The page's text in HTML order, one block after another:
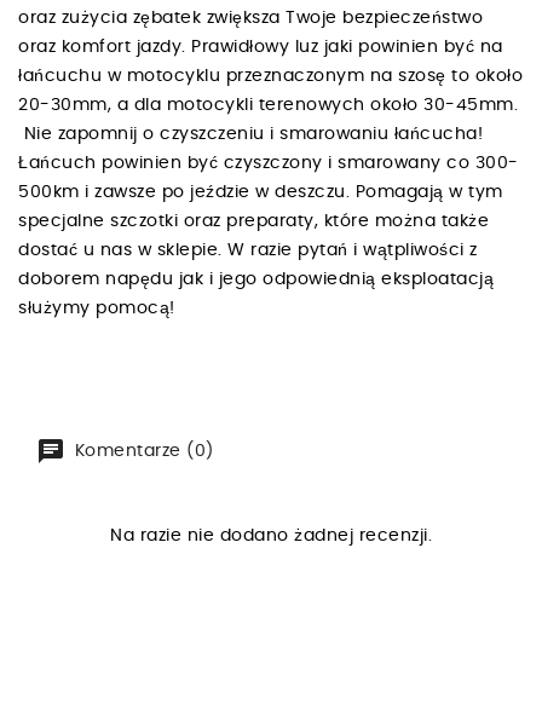
oraz zużycia zębatek zwiększa Twoje bezpieczeństwo
oraz komfort jazdy. Prawidłowy luz jaki powinien być na
łańcuchu w motocyklu przeznaczonym na szosę to około
20-30mm, a dla motocykli terenowych około 30-45mm.
Nie zapomnij o czyszczeniu i smarowaniu łańcucha!
Łańcuch powinien być czyszczony i smarowany co 300-
500km i zawsze po jeździe w deszczu. Pomagają w tym
specjalne szczotki oraz preparaty, które można także
dostać u nas w sklepie. W razie pytań i wątpliwości z
doborem napędu jak i jego odpowiednią eksploatacją
służymy pomocą!
Komentarze (0)
Na razie nie dodano żadnej recenzji.